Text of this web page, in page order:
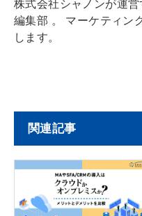
株式会社シャノンが運
編集部 。 マーケティン
します。
関連記事